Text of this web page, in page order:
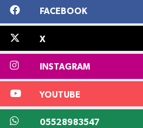
FACEBOOK
X
INSTAGRAM
YOUTUBE
05528983547